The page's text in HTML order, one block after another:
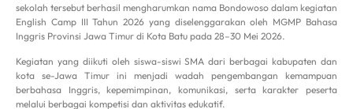
sekolah tersebut berhasil mengharumkan nama Bondowoso dalam kegiatan
English Camp III Tahun 2026 yang diselenggarakan oleh MGMP Bahasa
Inggris Provinsi Jawa Timur di Kota Batu pada 28–30 Mei 2026.
Kegiatan yang diikuti oleh siswa-siswi SMA dari berbagai kabupaten dan
kota se-Jawa Timur ini menjadi wadah pengembangan kemampuan
berbahasa Inggris, kepemimpinan, komunikasi, serta karakter peserta
melalui berbagai kompetisi dan aktivitas edukatif.